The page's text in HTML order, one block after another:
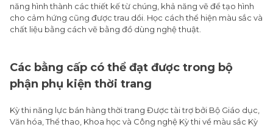
năng hình thành các thiết kế từ chúng, khả năng vẽ để tạo hình
cho cảm hứng cũng được trau dồi. Học cách thể hiện màu sắc và
chất liệu bằng cách vẽ bằng đồ dùng nghệ thuật.
Các bằng cấp có thể đạt được trong bộ
phận phụ kiện thời trang
Kỳ thi năng lực bán hàng thời trang Được tài trợ bởi Bộ Giáo dục,
Văn hóa, Thể thao, Khoa học và Công nghệ Kỳ thi về màu sắc Kỳ